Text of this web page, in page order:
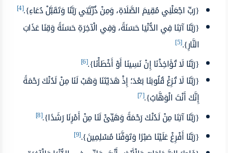
{رَبِّ اجْعَلْنِي مُقِيمَ الصَّلَاةِ، وَمِنْ ذُرِّيَّتِي رَبَّنَا وَتَقَبَّلْ دُعَاءِ}.[4]
{رَبَّنَا آتِنَا فِي الدُّنْيَا حَسَنَةً، وَفِي الْآخِرَةِ حَسَنَةً وَقِنَا عَذَابَ
النَّارِ}.[5]
{رَبَّنَا لَا تُؤَاخِذْنَا إِنْ نَسِينَا أَوْ أَخْطَأْنَا}.[6]
{رَبَّنَا لَا تُزِغْ قُلُوبَنَا بَعْدَ؛ إِذْ هَدَيْتَنَا وَهَبْ لَنَا مِنْ لَدُنْكَ رَحْمَةً
إِنَّكَ أَنْتَ الْوَهَّابُ}.[7]
{رَبَّنَا آتِنَا مِنْ لَدُنْكَ رَحْمَةً وَهَيِّئْ لَنَا مِنْ أَمْرِنَا رَشَدًا}.[8]
{رَبَّنَا أَفْرِغْ عَلَيْنَا صَبْرًا وَتَوَفَّنَا مُسْلِمِينَ}.[9]